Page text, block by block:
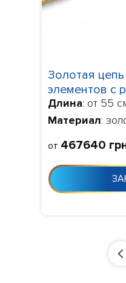
Золотая
элементов с
камнями
Длина: от 55
Материал:
Изготовление
заказа
от 467640